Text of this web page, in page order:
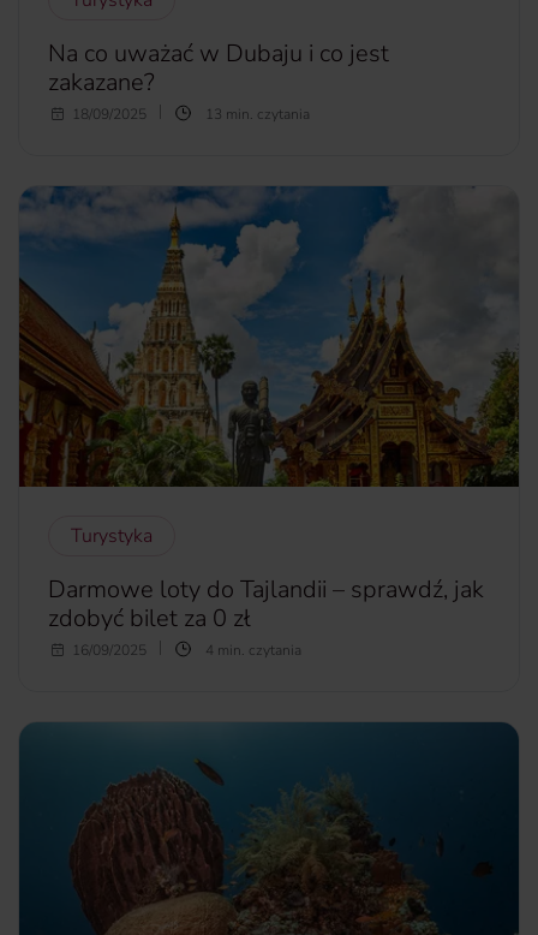
Na co uważać w Dubaju i co jest
zakazane?
Czy w Dubaju jest bezpiecznie dla turystów? Dubaj to
spotyka się z niepisanym kodeksem kulturowym. Coś, co
w Europie uchodzi za drobnostkę, w Zjednoczonych
Emiratach Arabskich może skończyć się mandatem, a
nawet więzieniem. Zanim więc zachwycisz się widokiem z
Burdż Chalify czy wybierzesz na zakupy do gigantycznego
Dubai Mall, sprawdź, co trzeba wiedzieć przed wylotem do
Dubaju, by zamiast kłopotów wrócić jedynie z
niezapomnianymi wspomnieniami. więcej...
18/09/2025 13 min. czytania
Turystyka
Darmowe loty do Tajlandii – sprawdź, jak
zdobyć bilet za 0 zł
Wyobraź sobie, że kupujesz bilet do Bangkoku, a w
To rzeczywistość. Tajlandia właśnie rusza z największą w
darmowych biletów lotniczych. Dzięki niej podróżnicy z
całego świata, w tym także z Polski, będą mogli odkrywać
mniej znane zakątki tego kraju, nie wydając ani złotówki na
przelot wewnętrzny. Jak działa ta promocja i kto może z niej
skorzystać?
więcej...
16/09/2025 4 min. czytania